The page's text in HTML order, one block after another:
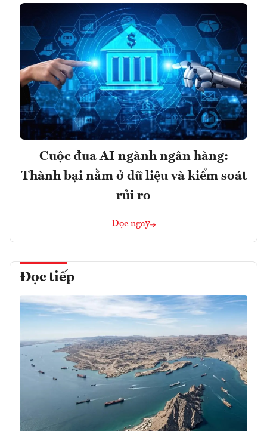
Cuộc đua AI ngành ngân hàng:
Thành bại nằm ở dữ liệu và kiểm soát
rủi ro
Đọc ngay
Đọc tiếp